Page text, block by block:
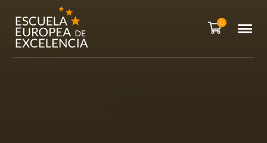
0